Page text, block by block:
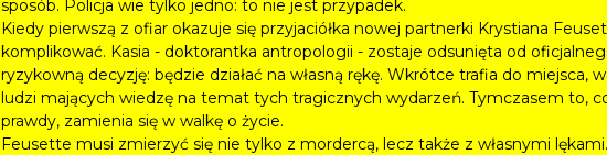
sposób. Policja wie tylko jedno: to nie jest przypadek.
Kiedy pierwszą z ofiar okazuje się przyjaciółka nowej partnerki Krystiana
komplikować. Kasia - doktorantka antropologii - zostaje odsunięta od
ryzykowną decyzję: będzie działać na własną rękę. Wkrótce trafia do miejsca,
ludzi mających wiedzę na temat tych tragicznych wydarzeń. Tymczasem to,
prawdy, zamienia się w walkę o życie.
Feusette musi zmierzyć się nie tylko z mordercą, lecz także z własnymi